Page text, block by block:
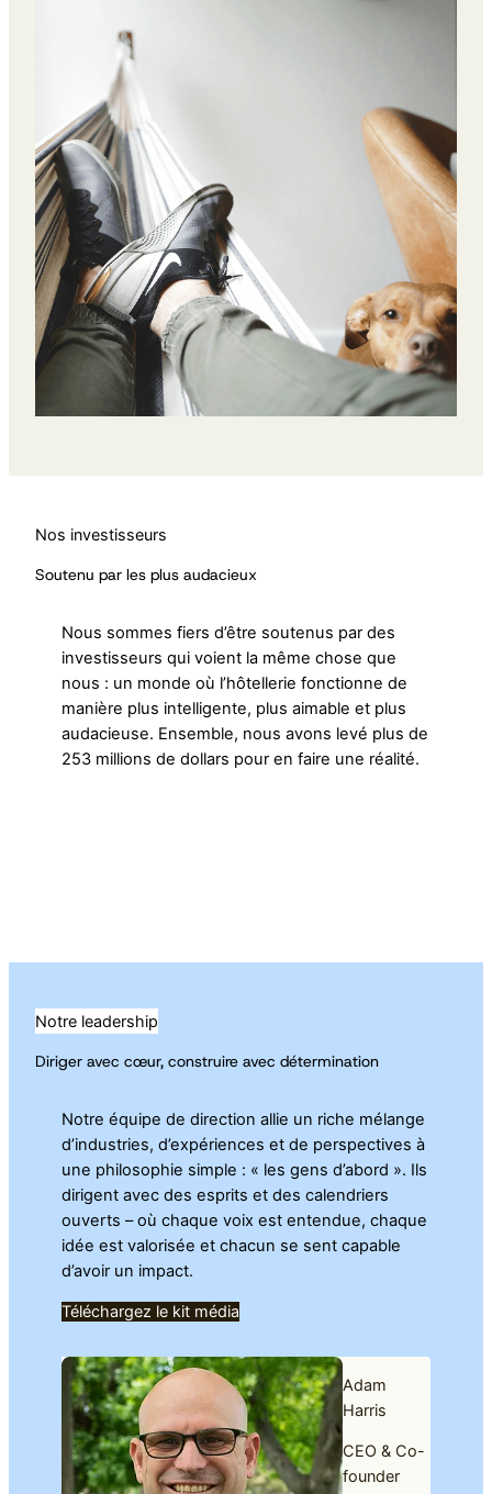
Nos investisseurs
Soutenu par les plus audacieux
Nous sommes fiers d’être soutenus par des
investisseurs qui voient la même chose que
nous : un monde où l’hôtellerie fonctionne de
manière plus intelligente, plus aimable et plus
audacieuse. Ensemble, nous avons levé plus de
253 millions de dollars pour en faire une réalité.
Notre leadership
Diriger avec cœur, construire avec détermination
Notre équipe de direction allie un riche mélange
d’industries, d’expériences et de perspectives à
une philosophie simple : « les gens d’abord ». Ils
dirigent avec des esprits et des calendriers
ouverts – où chaque voix est entendue, chaque
idée est valorisée et chacun se sent capable
d’avoir un impact.
Téléchargez le kit média
Adam
Harris
CEO & Co-
founder